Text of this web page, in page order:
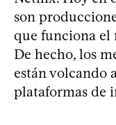
son
que funciona
De hecho, los
están volcando
plataformas de